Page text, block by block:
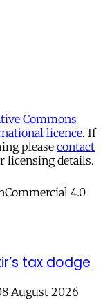
Commons
licence. If
please contact
licensing details.
tax dodge
August 2026